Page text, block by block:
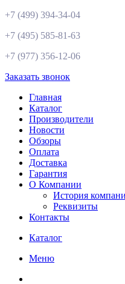
+7 (499) 394-34-04
+7 (495) 585-81-63
+7 (977) 356-12-06
Заказать звонок
Главная
Каталог
Производители
Новости
Обзоры
Оплата
Доставка
Гарантия
О Компании
История
Реквизиты
Контакты
Каталог
Меню